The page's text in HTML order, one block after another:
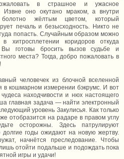
в страшное и ужасное
Извне оно окутано мраком, а внутри
жёлтым цветом, который
печаль и безысходность. Никто не
попасть. Случайным образом можно
в хитросплетении коридоров откуда
готовы бросить вызов судьбе и
места? Тогда, добро пожаловать в
человечек из блочной вселенной
в кошмарном измерении бэкрумс. И вот
находчивости и нюх настоящего
главная задача — найти электронный
уровень Закулисья. Как только
отобразится на радаре в правом углу
осторожны. Здесь патрулируют
годы ожидают на новую жертву.
начнётся преследование. Чтобы
отойти подальше и подождать пока
игры и удачи!